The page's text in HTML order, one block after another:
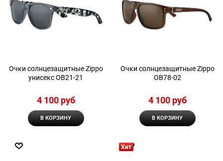
Очки солнцезащитные Zippo
унисекс OB21-21
4 100 руб
В КОРЗИНУ
Очки солнцезащитные Zippo
OB78-02
4 100 руб
В КОРЗИНУ
Хит